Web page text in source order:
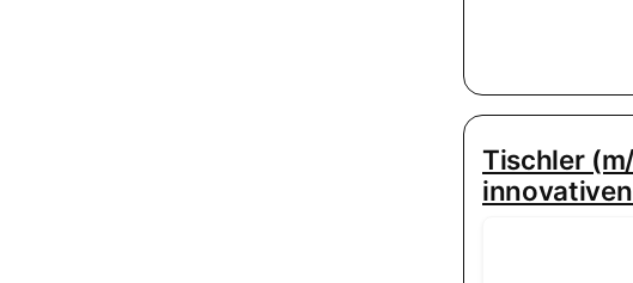
Tischler